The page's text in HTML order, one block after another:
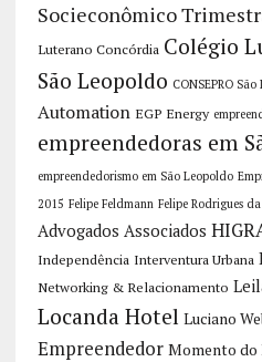
Socieconômico
Luterano Concórdia Colégio
São Leopoldo CONSEPRO
Automation EGP Energy
empreendedoras em
empreendedorismo em São Leopoldo
2015 Felipe Feldmann Felipe Rodrigues
Advogados Associados
Independência Interventura Urbana
Networking & Relacionamento
Locanda Hotel Luciano
Empreendedor Momento do